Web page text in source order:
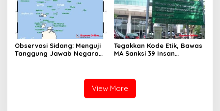
Observasi Sidang: Menguji
Tanggung Jawab Negara
Tegakkan Kode Etik, Bawas
MA Sanksi 39 Insan
View More